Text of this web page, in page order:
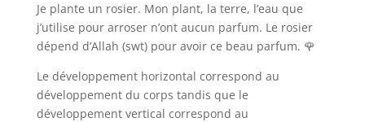
Je plante un rosier. Mon plant, la terre, l’eau que
j’utilise pour arroser n’ont aucun parfum. Le rosier
dépend d’Allah (swt) pour avoir ce beau parfum. 🌹
Le développement horizontal correspond au
développement du corps tandis que le
développement vertical correspond au